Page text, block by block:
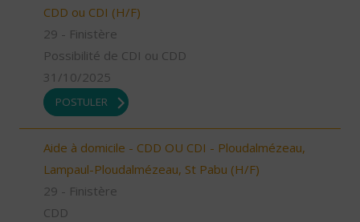
CDD ou CDI (H/F)
29 - Finistère
Possibilité de CDI ou CDD
31/10/2025
POSTULER
Aide à domicile - CDD OU CDI - Ploudalmézeau,
Lampaul-Ploudalmézeau, St Pabu (H/F)
29 - Finistère
CDD